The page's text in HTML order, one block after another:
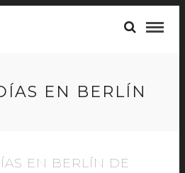
EN BERLÍN
EN BERLÍN DE